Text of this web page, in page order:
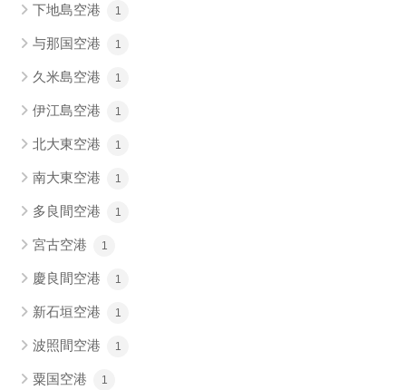
下地島空港 1
与那国空港 1
久米島空港 1
伊江島空港 1
北大東空港 1
南大東空港 1
多良間空港 1
宮古空港 1
慶良間空港 1
新石垣空港 1
波照間空港 1
粟国空港 1